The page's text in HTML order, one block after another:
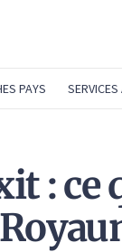
PAYS SERVICES
: ce